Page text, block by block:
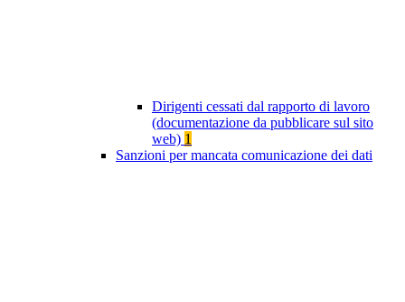
Dirigenti cessati dal rapporto di lavoro
(documentazione da pubblicare sul sito
web) 1
Sanzioni per mancata comunicazione dei dati